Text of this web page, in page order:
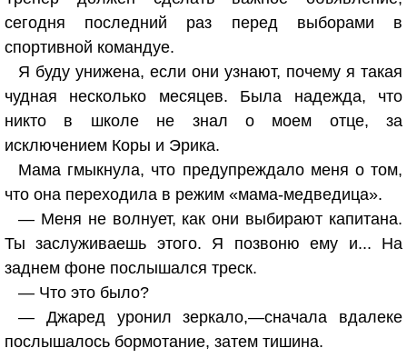
сегодня последний раз перед выборами в
спортивной командуе.
Я буду унижена, если они узнают, почему я такая
чудная несколько месяцев. Была надежда, что
никто в школе не знал о моем отце, за
исключением Коры и Эрика.
Мама гмыкнула, что предупреждало меня о том,
что она переходила в режим «мама-медведица».
— Меня не волнует, как они выбирают капитана.
Ты заслуживаешь этого. Я позвоню ему и... На
заднем фоне послышался треск.
— Что это было?
— Джаред уронил зеркало,—сначала вдалеке
послышалось бормотание, затем тишина.